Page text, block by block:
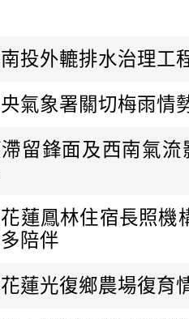
投外轆排水治理工
氣象署關切梅雨情
滯留鋒面及西南氣
蓮鳳林住宿長照機
陪伴
蓮光復鄉農場復育